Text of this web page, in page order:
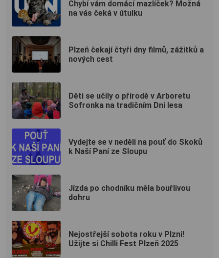
Chybí vám domácí mazlíček? Možná
na vás čeká v útulku
Plzeň čekají čtyři dny filmů, zážitků a
nových cest
Děti se učily o přírodě v Arboretu
Sofronka na tradičním Dni lesa
Vydejte se v neděli na pouť do Skoků
k Naší Paní ze Sloupu
Jízda po chodníku měla bouřlivou
dohru
Nejostřejší sobota roku v Plzni!
Užijte si Chilli Fest Plzeň 2025